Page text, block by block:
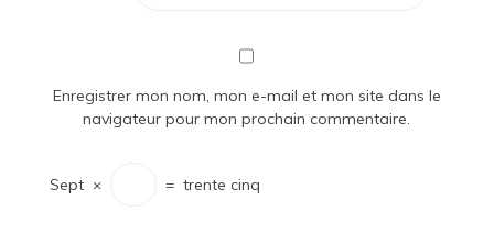
Enregistrer mon nom, mon e-mail et mon site dans le
navigateur pour mon prochain commentaire.
Sept × = trente cinq